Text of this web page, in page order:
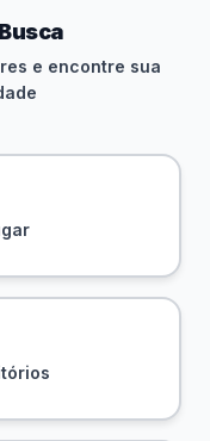
e encontre sua